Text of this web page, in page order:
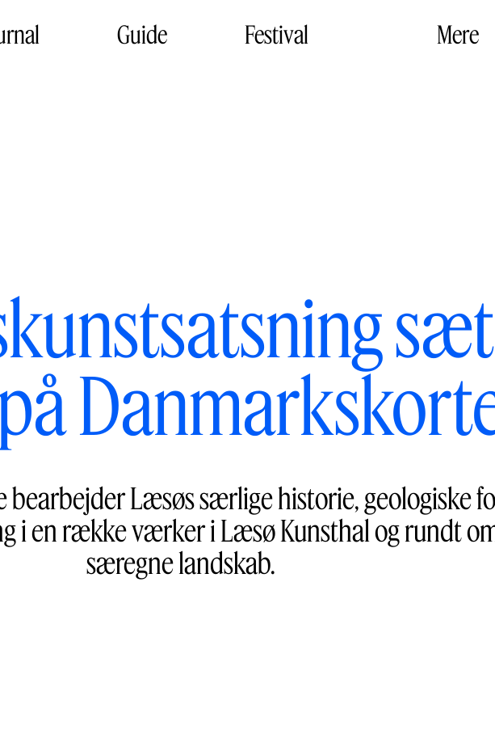
Guide Festival Mere
bearbejder Læsøs særlige historie, geologiske
i en række værker i Læsø Kunsthal og rundt
særegne landskab.